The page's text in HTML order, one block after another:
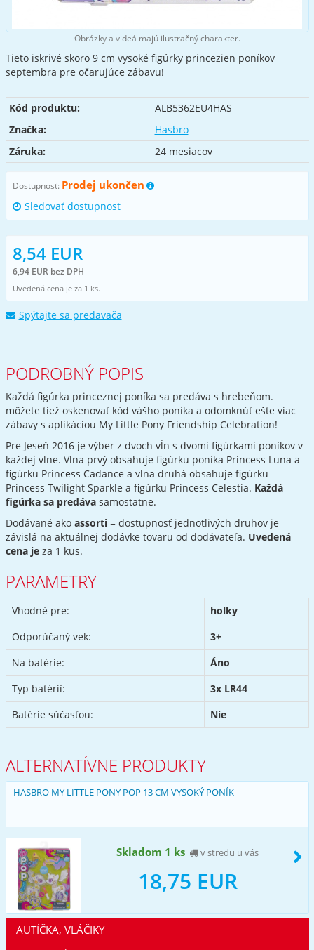
Obrázky a videá majú ilustračný charakter.
Tieto iskrivé skoro 9 cm vysoké figúrky princezien poníkov
septembra pre očarujúce zábavu!
Kód produktu:
ALB5362EU4HAS
Značka:
Hasbro
Záruka:
24 mesiacov
Dostupnosť: Prodej ukončen
Sledovať dostupnost
8,54 EUR
6,94 EUR bez DPH
Uvedená cena je za 1 ks.
Spýtajte sa predavača
PODROBNÝ POPIS
Každá figúrka princeznej poníka sa predáva s hrebeňom.
môžete tiež oskenovať kód vášho poníka a odomknúť ešte viac
zábavy s aplikáciou My Little Pony Friendship Celebration!
Pre Jeseň 2016 je výber z dvoch vĺn s dvomi figúrkami poníkov v
každej vlne. Vlna prvý obsahuje figúrku poníka Princess Luna a
figúrku Princess Cadance a vlna druhá obsahuje figúrku
Princess Twilight Sparkle a figúrku Princess Celestia. Každá
figúrka sa predávasamostatne.
Dodávané ako assorti= dostupnosť jednotlivých druhov je
závislá na aktuálnej dodávke tovaru od dodávateľa. Uvedená
cena jeza 1 kus.
PARAMETRY
Vhodné pre:
holky
Odporúčaný vek:
3+
Na batérie:
Áno
Typ batérií:
3x LR44
Batérie súčasťou:
Nie
ALTERNATÍVNE PRODUKTY
HASBRO MY LITTLE PONY POP 13 CM VYSOKÝ PONÍK
Skladom 1 ks v stredu u vás
18,75 EUR
AUTÍČKA, VLÁČIKY